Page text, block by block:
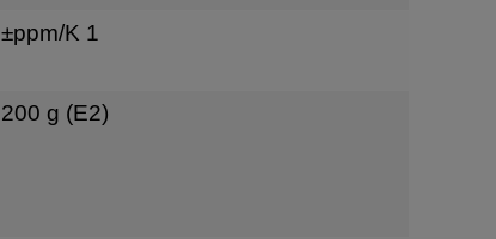
±ppm/K 1
200 g (E2)